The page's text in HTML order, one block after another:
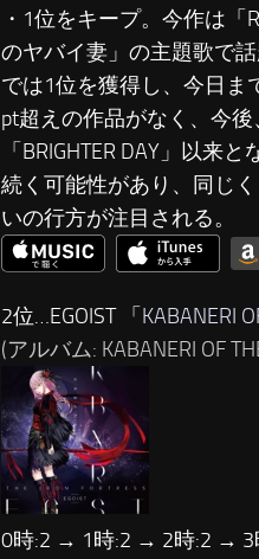
・1位をキープ。今作は「
のヤバイ妻」の主題歌で
では1位を獲得し、今日ま
pt超えの作品がなく、今
「BRIGHTER DAY」以来
続く可能性があり、同じ
いの行方が注目される。
2位…EGOIST 「 KABANERI
(アルバム: KABANERI OF
0時:2 → 1時:2 → 2時:2 →